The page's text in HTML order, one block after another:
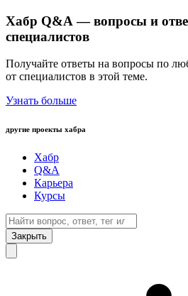
Хабр Q&A — вопросы и
специалистов
Получайте ответы на вопросы по
от специалистов в этой теме.
Узнать больше
другие проекты хабра
Хабр
Q&A
Карьера
Курсы
Закрыть